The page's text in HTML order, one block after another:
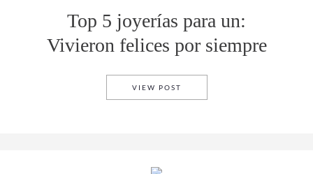
Top 5 joyerías para un:
Vivieron felices por siempre
VIEW POST